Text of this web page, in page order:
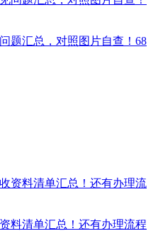
题汇总，对照图片自查！68
料清单汇总！还有办理流程